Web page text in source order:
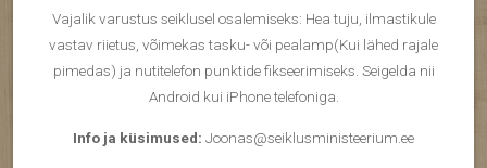
Vajalik varustus seiklusel osalemiseks: Hea tuju, ilmastikule
vastav riietus, võimekas tasku- või pealamp(Kui lähed rajale
pimedas) ja nutitelefon punktide fikseerimiseks. Seigelda nii
Android kui iPhone telefoniga.
Info ja küsimused: Joonas@seiklusministeerium.ee